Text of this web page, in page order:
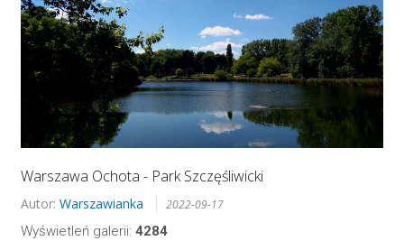
Warszawa Ochota - Park Szczęśliwicki
Autor: Warszawianka 2022-09-17
Wyświetleń galerii: 4284